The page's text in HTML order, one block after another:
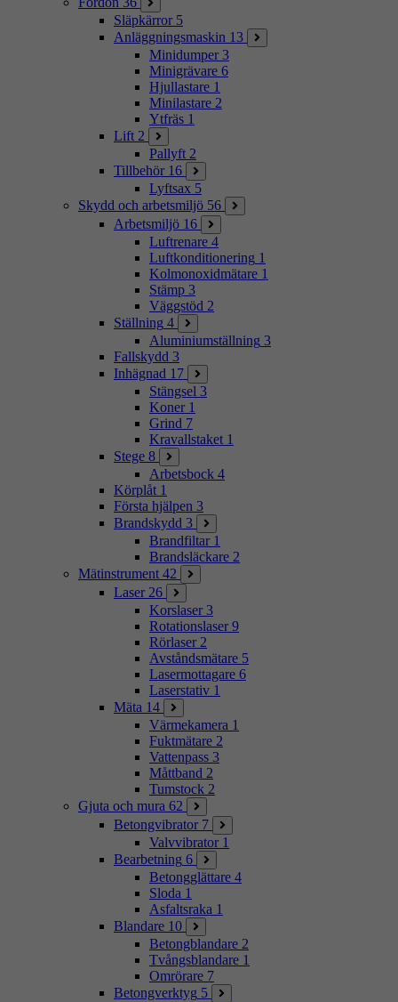
Släpkärror 5
Anläggningsmaskin 13
Minidumper 3
Minigrävare 6
Hjullastare 1
Minilastare 2
Ytfräs 1
Lift 2
Pallyft 2
Tillbehör 16
Lyftsax 5
Skydd och arbetsmiljö 56
Arbetsmiljö 16
Luftrenare 4
Luftkonditionering 1
Kolmonoxidmätare 1
Stämp 3
Väggstöd 2
Ställning 4
Aluminiumställning 3
Fallskydd 3
Inhägnad 17
Stängsel 3
Koner 1
Grind 7
Kravallstaket 1
Stege 8
Arbetsbock 4
Körplåt 1
Första hjälpen 3
Brandskydd 3
Brandfiltar 1
Brandsläckare 2
Mätinstrument 42
Laser 26
Korslaser 3
Rotationslaser 9
Rörlaser 2
Avståndsmätare 5
Lasermottagare 6
Laserstativ 1
Mäta 14
Värmekamera 1
Fuktmätare 2
Vattenpass 3
Måttband 2
Tumstock 2
Gjuta och mura 62
Betongvibrator 7
Valvvibrator 1
Bearbetning 6
Betongglättare 4
Sloda 1
Asfaltsraka 1
Blandare 10
Betongblandare 2
Tvångsblandare 1
Omrörare 7
Betongverktyg 5